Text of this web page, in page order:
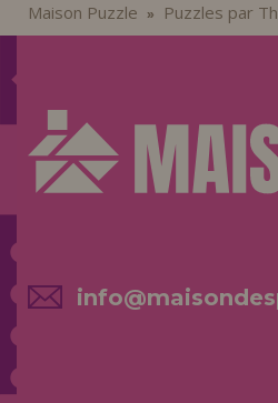
Maison Puzzle » Puzzles par